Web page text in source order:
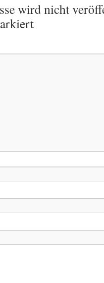
wird nicht